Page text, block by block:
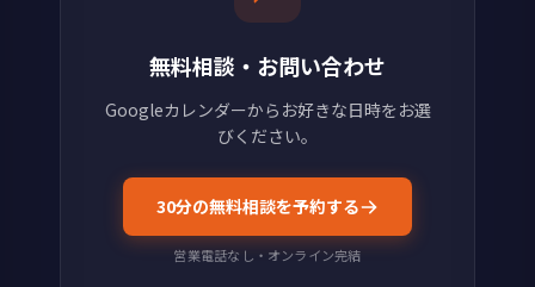
無料相談・お問い合わせ
Googleカレンダーからお好きな日時をお選
びください。
30分の無料相談を予約する
営業電話なし・オンライン完結